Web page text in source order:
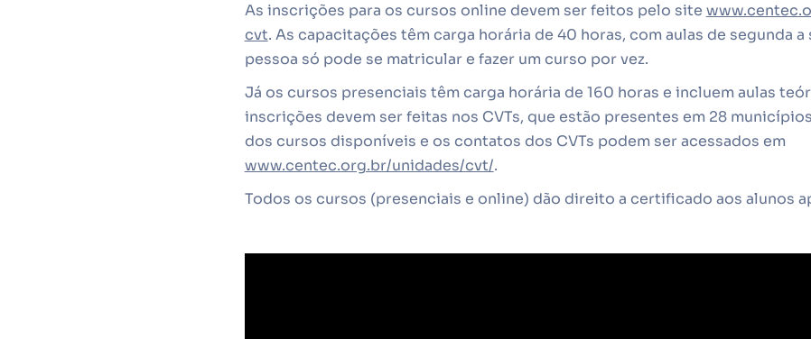
As inscrições para os cursos online devem ser feitos pelo site
cvt. As capacitações têm carga horária de 40 horas, com aulas de segunda a
pessoa só pode se matricular e fazer um curso por vez.
Já os cursos presenciais têm carga horária de 160 horas e incluem aulas
inscrições devem ser feitas nos CVTs, que estão presentes em 28
dos cursos disponíveis e os contatos dos CVTs podem ser acessados em
www.centec.org.br/unidades/cvt/.
Todos os cursos (presenciais e online) dão direito a certificado aos alunos